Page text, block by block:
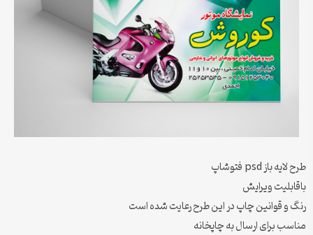
طرح لایه باز psd فتوشاپ
باقابلیت ویرایش
رنگ و قوانین چاپ در این طرح رعایت شده است
مناسب برای ارسال به چاپخانه